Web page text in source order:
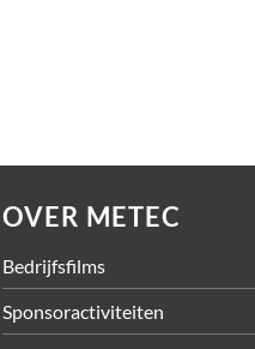
OVER METEC
Bedrijfsfilms
Sponsoractiviteiten